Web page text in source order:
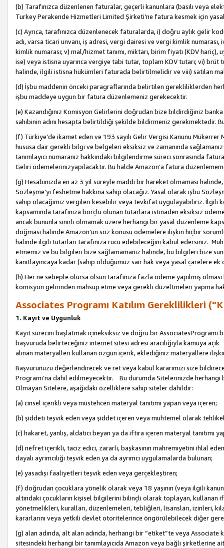
(b) Tarafınızca düzenlenen faturalar, geçerli kanunlara (basılı veya
Turkey Perakende Hizmetleri Limited Şirketi’ne fatura kesmek için
(c) Ayrıca, tarafınızca düzenlenecek faturalarda, i) doğru aylık gelir
adı, varsa ticari unvanı, iş adresi, vergi dairesi ve vergi kimlik
kimlik numarası; v) mal/hizmet tanımı, miktarı, birim fiyatı (KDV
ise) veya istisna uyarınca vergiye tabi tutar, toplam KDV tutarı; vi) brüt
halinde, ilgili istisna hükümleri faturada belirtilmelidir ve viii) satılan
(d) İşbu maddenin önceki paragraflarında belirtilen gerekliliklerden
işbu maddeye uygun bir fatura düzenlemeniz gerekecektir.
(e) Kazandığınız Komisyon Gelirlerini doğrudan bize bildirdiğiniz banka
sahibinin adını hesapta belirtildiği şekilde bildirmeniz gerekmektedir.
(f) Türkiye’de ikamet eden ve 193 sayılı Gelir Vergisi Kanunu
hususa dair gerekli bilgi ve belgeleri eksiksiz ve zamanında
tanımlayıcı numaranız hakkındaki bilgilendirme süreci sonrasında
Geliri ödemelerinizyapılacaktır. Bu halde Amazon’a fatura
(g) Hesabınızda en az 3 yıl süreyle maddi bir hareket olmaması
Sözleşme’yi feshetme hakkına sahip olacağız. Yasal olarak işbu
sahip olacağımız vergileri kesebilir veya tevkifat uygulayabiliriz. İlgili
kapsamında tarafınıza borçlu olunan tutarlara istinaden eksiksiz
ancak bununla sınırlı olmamak üzere herhangi bir yasal düzenleme
doğması halinde Amazon’un söz konusu ödemelere ilişkin hiçbir
halinde ilgili tutarları tarafınıza rücu edebileceğini kabul edersiniz.
etmemiz ve bu bilgileri bize sağlamamanız halinde, bu bilgileri bize
kanıtlayıncaya kadar (sahip olduğumuz sair hak veya yasal çarelere
(h) Her ne sebeple olursa olsun tarafınıza fazla ödeme yapılmış
komisyon gelirinden mahsup etme veya gerekli düzeltmeleri yapma
Associates Programı Katılım Gereklilikleri
1. Kayıt ve Uygunluk
Kayıt sürecini başlatmak içineksiksiz ve doğru bir AssociatesProgramı
başvuruda belirteceğiniz internet sitesi adresi aracılığıyla kamuya
alınan materyalleri kullanan özgün içerik, eklediğiniz materyallere
Başvurunuzu değerlendirecek ve ret veya kabul kararımızı size
Programı’na dahil edilmeyecektir. Bu durumda Sitelerinizde herhangi
Olmayan Sitelere, aşağıdaki özelliklere sahip siteler dahildir:
(a) cinsel içerikli veya müstehcen materyal tanıtımı yapan veya içeren;
(b) şiddeti teşvik eden veya şiddet içeren veya muhtemel olarak
(c) hakaret, yanlış, aldatıcı beyan ya da iftira içeren materyal tanıtımı
(d) nefret içerikli, taciz edici, zararlı, başkasının mahremiyetini ihlal
dayalı ayrımcılığı teşvik eden ya da ayrımcı uygulamalarda bulunan;
(e) yasadışı faaliyetleri teşvik eden veya gerçekleştiren;
(f) doğrudan çocuklara yönelik olarak veya 18 yaşının (veya ilgili
altındaki çocukların kişisel bilgilerini bilinçli olarak toplayan, kullanan
yönetmelikleri, kuralları, düzenlemeleri, tebliğleri, lisansları, izinleri,
kararlarını veya yetkili devlet otoritelerince öngörülebilecek diğer
(g) alan adında, alt alan adında, herhangi bir “etiket”te veya
sitesindeki herhangi bir tanımlayıcıda Amazon veya bağlı şirketlerine